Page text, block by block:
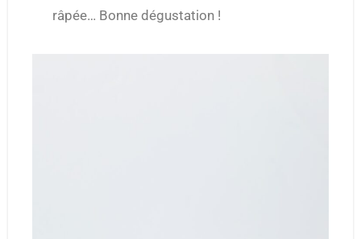
râpée… Bonne dégustation !